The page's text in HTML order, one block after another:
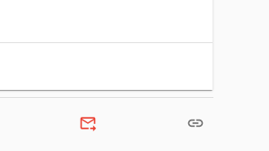
forward_to_inbox link